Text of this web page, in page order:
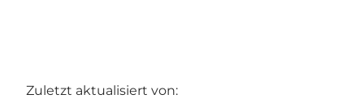
Zuletzt aktualisiert von: